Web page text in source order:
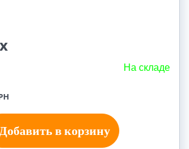
На складе
в корзину